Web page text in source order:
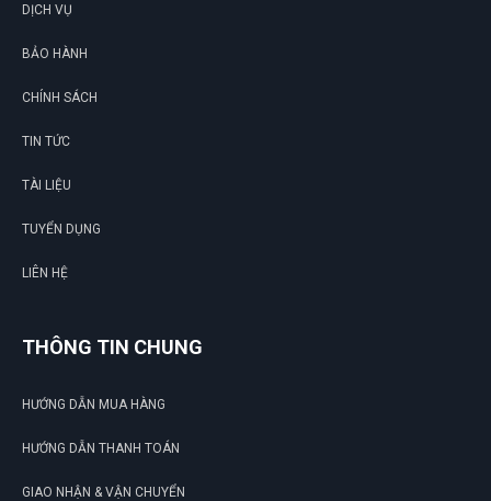
DỊCH VỤ
BẢO HÀNH
CHÍNH SÁCH
TIN TỨC
TÀI LIỆU
TUYỂN DỤNG
LIÊN HỆ
THÔNG TIN CHUNG
HƯỚNG DẪN MUA HÀNG
HƯỚNG DẪN THANH TOÁN
GIAO NHẬN & VẬN CHUYỂN